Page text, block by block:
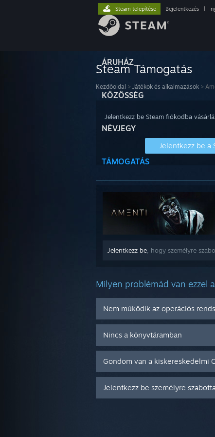
ÁRUHÁZ
KÖZÖSSÉG
NÉVJEGY
TÁMOGATÁS
Steam telepítése Bejelentkezés
Steam Támogatás
Kezdőoldal > Játékok és alkalmazások >
Jelentkezz be Steam fiókodba
Jelentkezz be a
Jelentkezz be , hogy személyre
Milyen problémád van ezzel
Nem működik az operációs
Nincs a könyvtáramban
Gondom van a kiskereskedelmi
Jelentkezz be személyre